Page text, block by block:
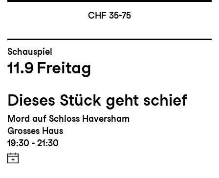
CHF 35-75
Schauspiel
11.9 Freitag
Dieses Stück geht schief
Mord auf Schloss Haversham
Grosses Haus
19:30 - 21:30